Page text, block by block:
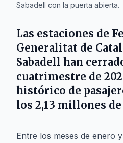
Sabadell con la puerta abierta.
Las estaciones de
Generalitat de
Sabadell han
cuatrimestre de
histórico de
los 2,13 millones
Entre los meses de enero